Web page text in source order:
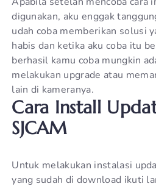
digunakan, aku enggak
udah coba memberikan solusi
habis dan ketika aku coba itu
berhasil kamu coba mungkin
melakukan upgrade atau
lain di kameranya.
Cara Install
SJCAM
Untuk melakukan instalasi
yang sudah di download ikuti